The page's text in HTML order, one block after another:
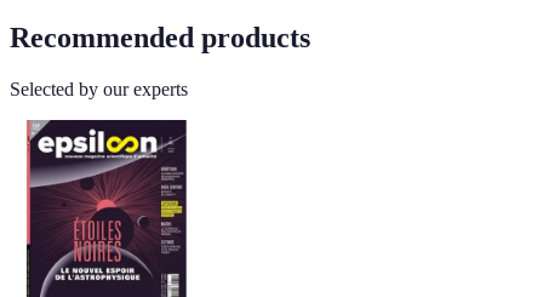
Recommended products
Selected by our experts